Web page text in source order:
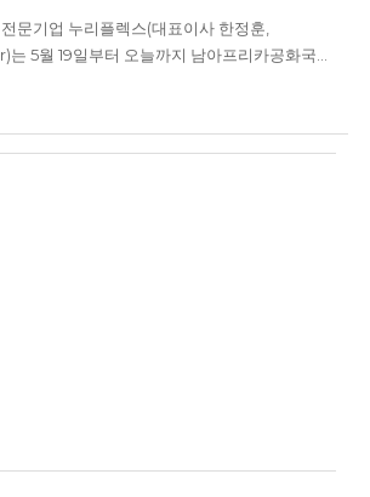
문기업 누리플렉스(대표이사 한정훈,
5월 19일부터 오늘까지 남아프리카공화국
릿 아프리카 2026(Enlit Africa 2026)’에
누리플렉스는 전시회 기간 중 남아공 Joule